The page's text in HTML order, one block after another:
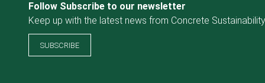
Follow Subscribe to our newsletter
Keep up with the latest news from Concrete
SUBSCRIBE